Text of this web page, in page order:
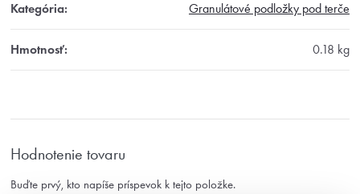
Kategória: Granulátové podložky pod terče
Hmotnosť: 0.18 kg
Hodnotenie tovaru
Buďte prvý, kto napíše príspevok k tejto položke.